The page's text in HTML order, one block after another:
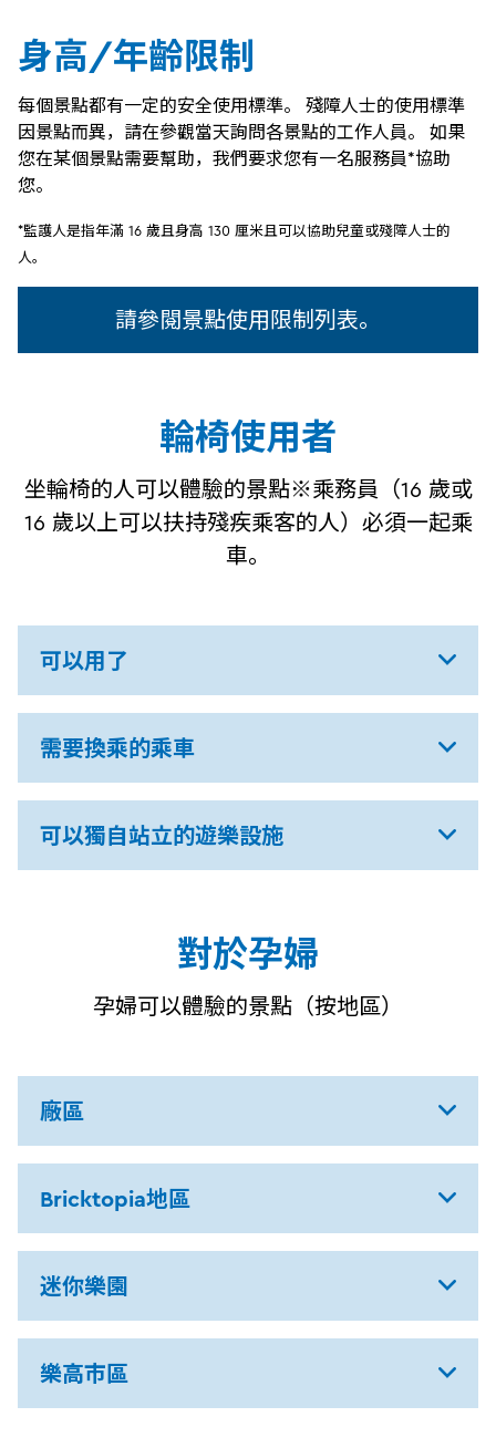
身高/年齡限制
每個景點都有一定的安全使用標準。 殘障人士的使用標準
因景點而異，請在參觀當天詢問各景點的工作人員。 如果
您在某個景點需要幫助，我們要求您有一名服務員*協助
您。
*監護人是指年滿 16 歲且身高 130 厘米且可以協助兒童或殘障人士的
人。
請參閱景點使用限制列表。
輪椅使用者
坐輪椅的人可以體驗的景點※乘務員（16 歲或
16 歲以上可以扶持殘疾乘客的人）必須一起乘
車。
可以用了
需要換乘的乘車
可以獨自站立的遊樂設施
對於孕婦
孕婦可以體驗的景點（按地區）
廠區
Bricktopia地區
迷你樂園
樂高市區